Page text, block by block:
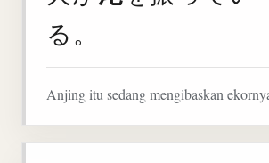
る。
Anjing itu sedang mengibaskan